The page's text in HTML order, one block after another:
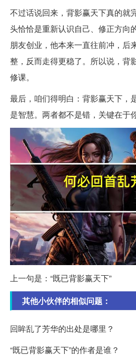
不过话说回来，背影赢天下真的就
头恰恰是重新认识自己、修正方向
朋友创业，他本来一直往前冲，后
整，反而走得更稳了。所以说，背
修课。
最后，咱们得明白：背影赢天下，
是智慧。两者都不是错，关键在于
上一句是：“既已背影赢天下”
其他小伙伴的相似问题：
回眸乱了芳华的出处是哪里？
“既已背影赢天下”的作者是谁？